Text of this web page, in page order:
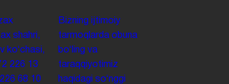
shahri,
koʻchasi,
226 13
68 10
Bizning ijtimoiy
tarmoqlarda obuna
boʻling va
taraqqiyotimiz
haqidagi soʻnggi